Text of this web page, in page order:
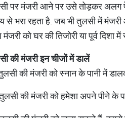
पर मंजरी आने पर उसे तोड़कर अलग
से भरा रहता है. जब भी तुलसी में
को घर की तिजोरी या पूर्व
कीमंजरीइनचीजोंमेंडालें
की मंजरी को स्नान के पानी में
की मंजरी को हमेशा अपने पीने के